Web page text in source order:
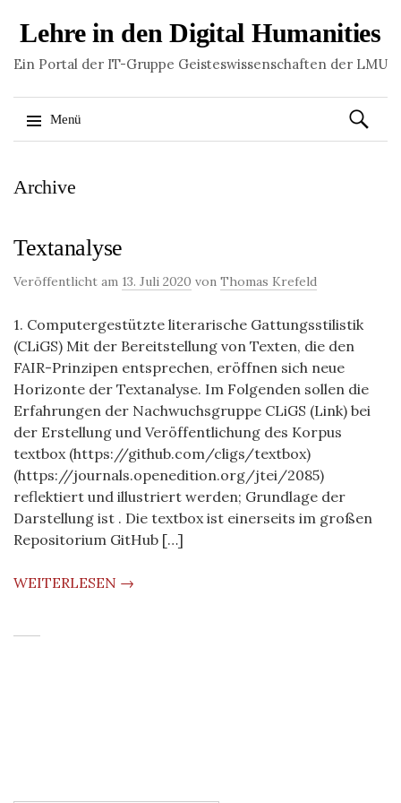
Lehre in den Digital Humanities
Ein Portal der IT-Gruppe Geisteswissenschaften der LMU
Menü
zum
Suchen
nach:
Archive
Textanalyse
Veröffentlicht am 13. Juli 2020 von Thomas Krefeld
1. Computergestützte literarische Gattungsstilistik
(CLiGS) Mit der Bereitstellung von Texten, die den
FAIR-Prinzipen entsprechen, eröffnen sich neue
Horizonte der Textanalyse. Im Folgenden sollen die
Erfahrungen der Nachwuchsgruppe CLiGS (Link) bei
der Erstellung und Veröffentlichung des Korpus
textbox (https://github.com/cligs/textbox)
(https://journals.openedition.org/jtei/2085)
reflektiert und illustriert werden; Grundlage der
Darstellung ist . Die textbox ist einerseits im großen
Repositorium GitHub […]
WEITERLESEN →